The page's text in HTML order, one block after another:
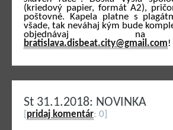
(kriedový papier, formát A2),
poštovné. Kapela platne s
všade, tak neváhaj kým bude
objednávaj na
bratislava.disbeat.city@gmail.com!
St 31.1.2018: NOVINKA
pridaj komentár: 0]